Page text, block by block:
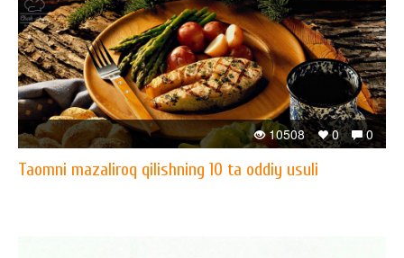
0
0
10508
Taomni mazaliroq qilishning 10 ta oddiy usuli